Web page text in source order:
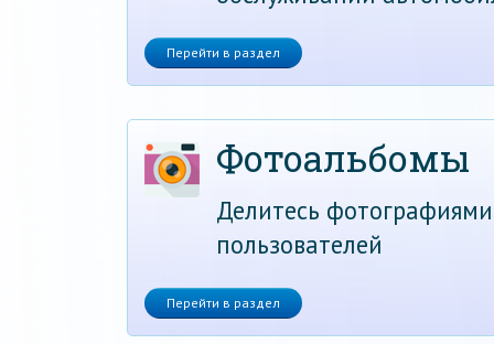
Перейти в раздел
Фотоальбомы
Делитесь
пользователей
Перейти в раздел